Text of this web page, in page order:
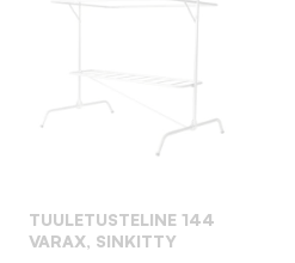
TUULETUSTELINE 144
VARAX, SINKITTY